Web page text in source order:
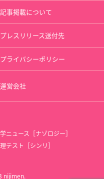
記事掲載について
プレスリリース送付先
プライバシーポリシー
運営会社
ニュース［ナゾロジー］
テスト［シンリ］
nijimen.